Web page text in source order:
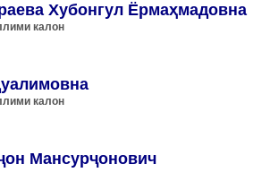
Хубонгул Ёрмаҳмадовна
калон
калон
Мансурҷонович